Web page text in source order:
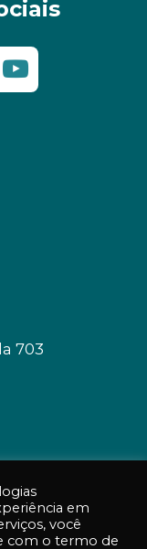
703
em
você
com o termo de